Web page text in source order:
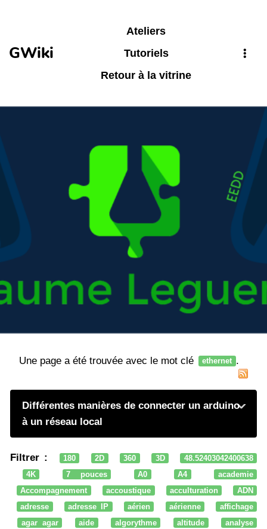
GWiki
Ateliers
Tutoriels
Retour à la vitrine
Une page a été trouvée avec le mot clé ethernet .
Différentes manières de connecter un arduino
à un réseau local
Filtrer : 180 2D 360 3D
48.52403042400638
4K
7 pouces A0 A4
academie
Accompagnement
accoustique acculturation
ADN
adresse
adresse IP aérien aérienne
affichage
agar agar
aide algorythme altitude
analyse